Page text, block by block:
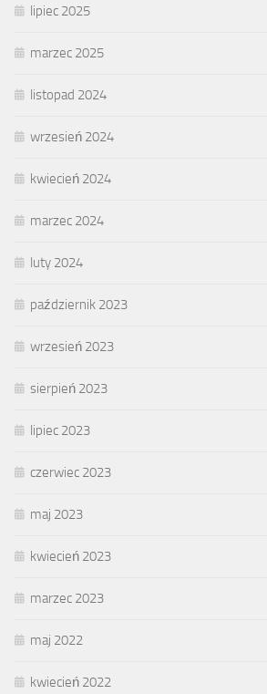
lipiec 2025
marzec 2025
listopad 2024
wrzesień 2024
kwiecień 2024
marzec 2024
luty 2024
październik 2023
wrzesień 2023
sierpień 2023
lipiec 2023
czerwiec 2023
maj 2023
kwiecień 2023
marzec 2023
maj 2022
kwiecień 2022